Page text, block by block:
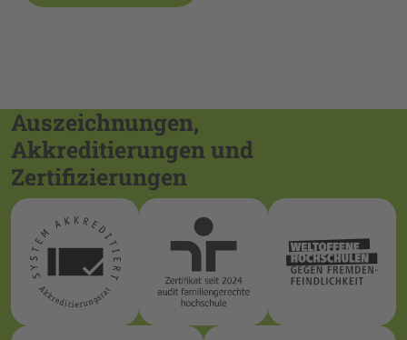
Auszeichnungen,
Akkreditierungen und
Zertifizierungen